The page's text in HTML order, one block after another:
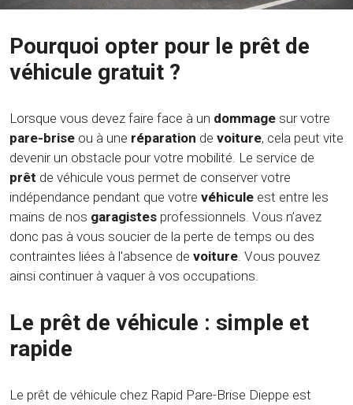
Pourquoi opter pour le prêt de
véhicule gratuit ?
Lorsque vous devez faire face à un dommage sur votre
pare-brise ou à une réparation de voiture, cela peut vite
devenir un obstacle pour votre mobilité. Le service de
prêt de véhicule vous permet de conserver votre
indépendance pendant que votre véhicule est entre les
mains de nos garagistes professionnels. Vous n’avez
donc pas à vous soucier de la perte de temps ou des
contraintes liées à l'absence de voiture. Vous pouvez
ainsi continuer à vaquer à vos occupations.
Le prêt de véhicule : simple et
rapide
Le prêt de véhicule chez Rapid Pare-Brise Dieppe est